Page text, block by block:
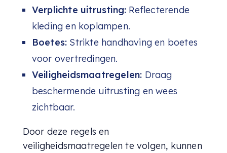
Verplichte uitrusting: Reflecterende
kleding en koplampen.
Boetes: Strikte handhaving en boetes
voor overtredingen.
Veiligheidsmaatregelen: Draag
beschermende uitrusting en wees
zichtbaar.
Door deze regels en
veiligheidsmaatregelen te volgen, kunnen